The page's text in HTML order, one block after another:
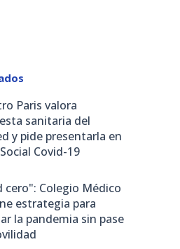
Paris valora
sanitaria del
y pide presentarla en
Covid-19
cero": Colegio Médico
estrategia para
la pandemia sin pase